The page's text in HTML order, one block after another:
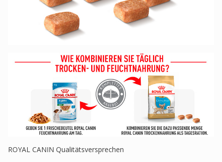
ROYAL CANIN Qualitätsversprechen